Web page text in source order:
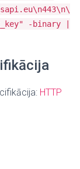
-binary |
HTTP